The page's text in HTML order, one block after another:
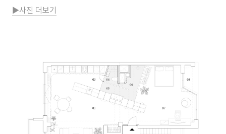
▶사진 더보기